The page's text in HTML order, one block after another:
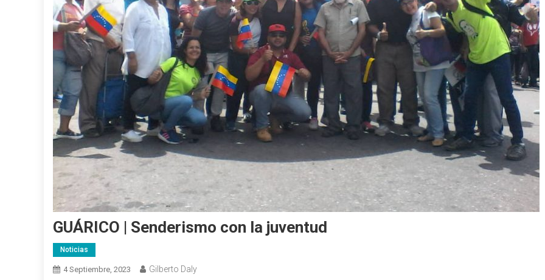
GUÁRICO | Senderismo con la juventud
Noticias
4 Septiembre, 2023 Gilberto Daly